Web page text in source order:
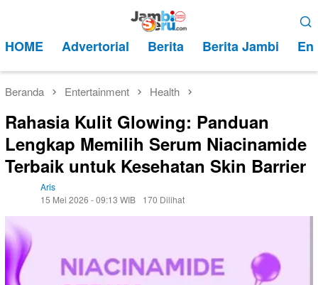
kontenMobile
HOME Advertorial Berita Berita Jambi
Beranda Entertainment Health
Rahasia Kulit Glowing: Panduan
Lengkap Memilih Serum Niacinamide
Terbaik untuk Kesehatan Skin Barrier
Aris
15 Mei 2026 - 09:13 WIB
170 Dilihat